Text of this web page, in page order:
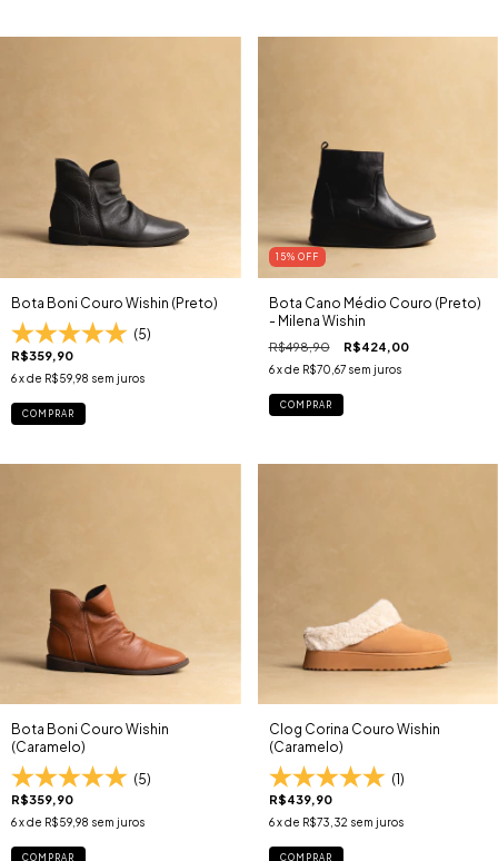
Bota Boni Couro Wishin (Preto)
(5)
R$359,90
6x de R$59,98 sem juros
COMPRAR
15% OFF
Bota Cano Médio Couro (Preto)
- Milena Wishin
R$498,90 R$424,00
6 x de R$70,67 sem juros
COMPRAR
Bota Boni Couro Wishin
(Caramelo)
(5)
R$359,90
6x de R$59,98 sem juros
COMPRAR
Clog Corina Couro Wishin
(Caramelo)
(1)
R$439,90
6 x de R$73,32 sem juros
COMPRAR